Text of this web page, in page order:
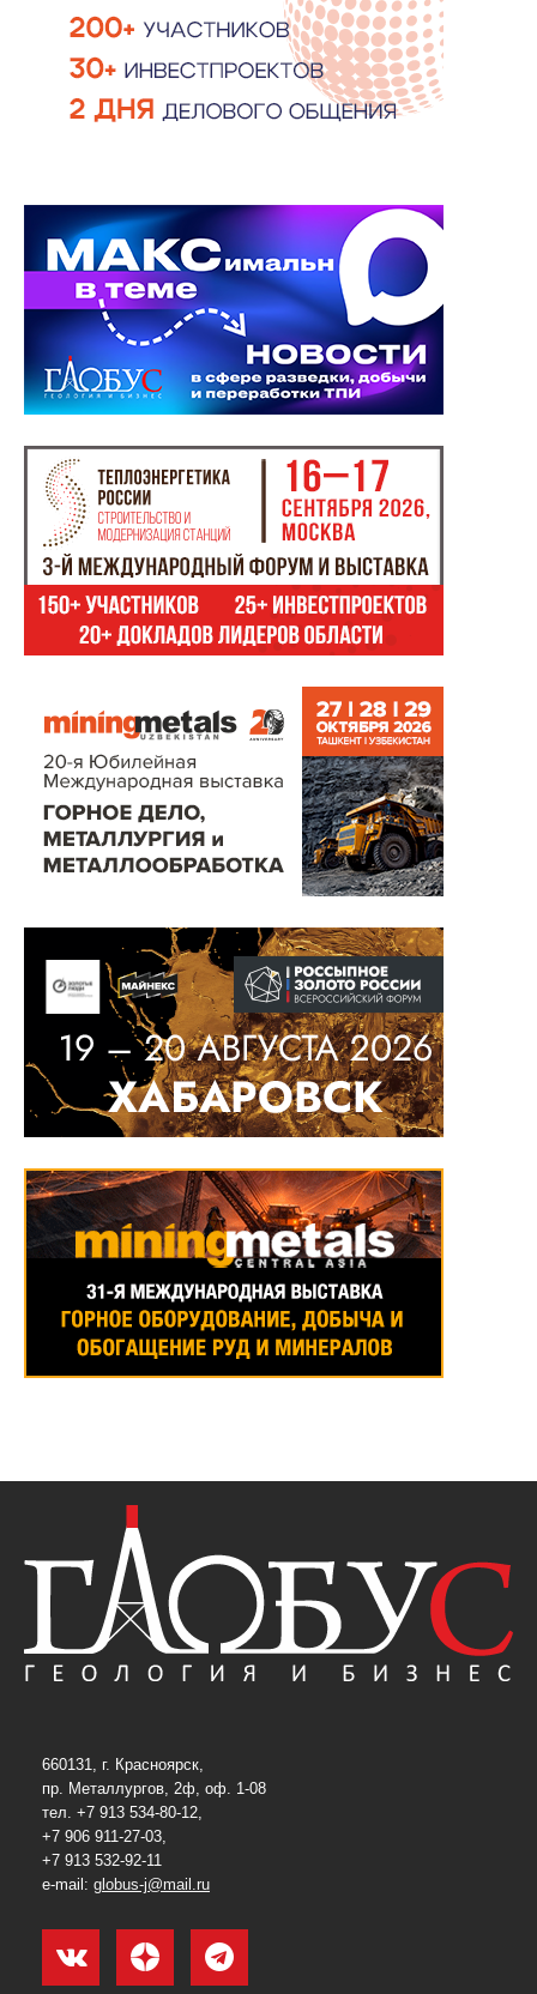
660131, г. Красноярск,
пр. Металлургов, 2ф, оф. 1-08
тел. +7 913 534-80-12,
+7 906 911-27-03,
+7 913 532-92-11
e-mail: globus-j@mail.ru